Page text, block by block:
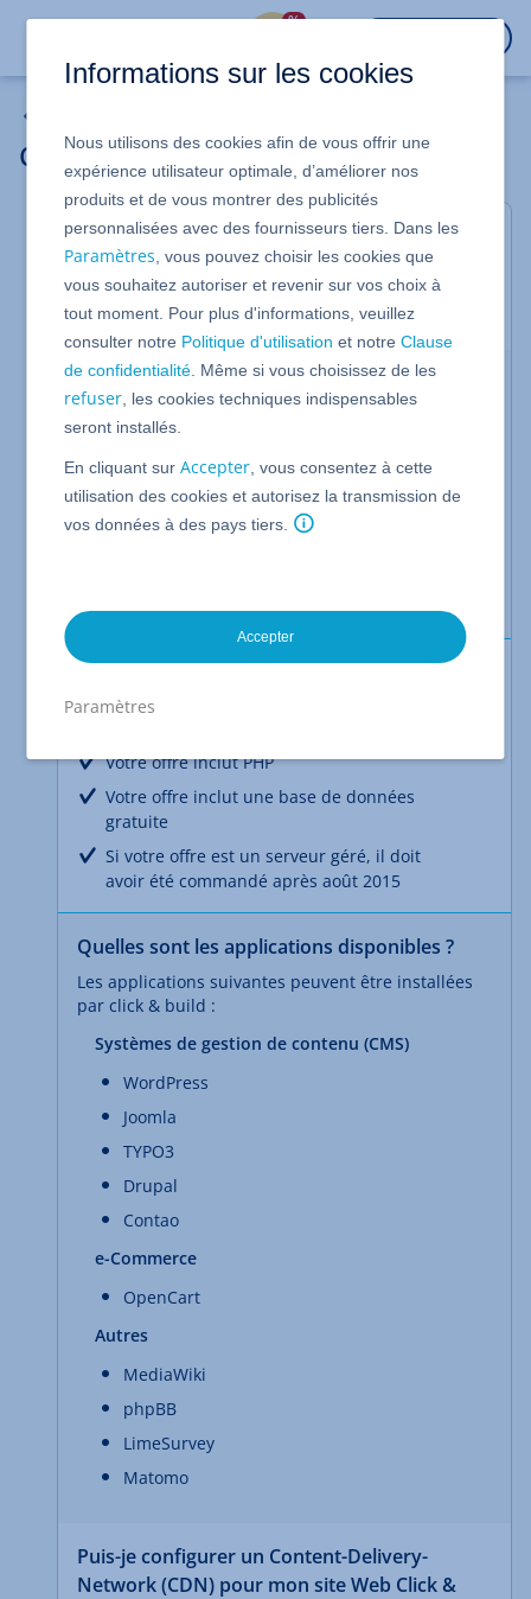
%
Click & Build : FAQ
Pour les offres Hébergement Linux et Serveur géré
(Managed)
Dans cet article, nous vous fournissons toutes les
informations importantes concernant Click & Build.
Qu'est-ce que Click & Build ?
AvecClick & Build
Espace Web en quelques clics.
L'avantage pour vous :
vous évitez une installation
compliquée impliquant un téléchargement FTP, un
facilement commencer votre projet Web !
Conditions préalables pour pouvoir utiliser
une application Click & Build
Votre offre inclut PHP
Votre offre inclut une base de données
gratuite
Si votre offre est un serveur géré, il doit
avoir été commandé après août 2015
Quelles sont les applications disponibles ?
Les applications suivantes peuvent être installées
par click & build :
Systèmes de gestion de contenu (CMS)
WordPress
Joomla
TYPO3
Drupal
Contao
e-Commerce
OpenCart
Autres
MediaWiki
phpBB
LimeSurvey
Matomo
Puis-je configurer un Content-Delivery-
Network (CDN) pour mon site Web Click &
Informations sur les cookies
Nous utilisons des cookies afin de vous offrir une
expérience utilisateur optimale, d’améliorer nos
produits et de vous montrer des publicités
personnalisées avec des fournisseurs tiers. Dans les
Paramètres , vous pouvez choisir les cookies que
vous souhaitez autoriser et revenir sur vos choix à
tout moment. Pour plus d'informations, veuillez
consulter notre Politique d'utilisation et notreClause
de confidentialité . Même si vous choisissez de les
refuser , les cookies techniques indispensables
seront installés.
En cliquant surAccepter , vous consentez à cette
utilisation des cookies et autorisez la transmission de
vos données à des pays tiers.
Accepter
Paramètres